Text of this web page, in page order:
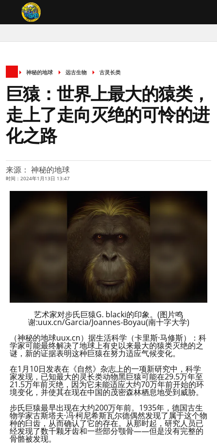
神秘的地球 远古生物 古灵长类
巨猿：世界上最大的猿类，
走上了走向灭绝的可怜的进
化之路
来源： 神秘的地球
时间：2024年1月13日 13:47
艺术家对步氏巨猿G. blacki的印象。(图片鸣
谢:uux.cn/Garcia/Joannes-Boyau(南十字大学)
（神秘的地球uux.cn）据生活科学（卡里斯·马修斯）：科
学家可能最终解决了地球上有史以来最大的猿类灭绝的之
谜，新的证据表明这种巨猿在努力适应气候变化。
在1月10日发表在《自然》杂志上的一项新研究中，科学
家发现，已知最大的灵长类动物黑巨猿可能在29.5万年至
21.5万年前灭绝，因为它未能适应大约70万年前开始的环
境变化，并使其在现在中国的茂密森林栖息地受到威胁。
步氏巨猿最早出现在大约200万年前。1935年，德国古生
物学家古斯塔夫·冯·柯尼希斯瓦尔德偶然发现了属于这个物
种的臼齿，从而确认了它的存在。从那时起，研究人员已
经发现了数千颗牙齿和一些部分颚骨——但是没有完整的
骨骼被发现。